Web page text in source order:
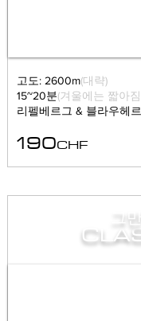
고도: 2600m(대략)
15~20분(겨울에는 짧아
리펠베르그 & 블라우헤
190CHF
그